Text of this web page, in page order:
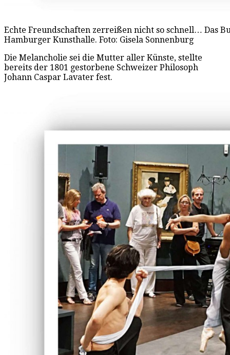
Echte Freundschaften zerreißen nicht so schnell… Das
Hamburger Kunsthalle. Foto: Gisela Sonnenburg
Die Melancholie sei die Mutter aller Künste, stellte
bereits der 1801 gestorbene Schweizer Philosoph
Johann Caspar Lavater fest.